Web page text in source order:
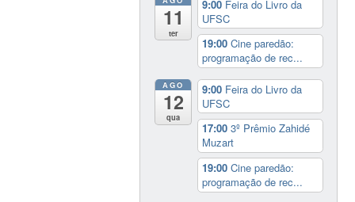
11
ter
9:00 Feira do Livro da
UFSC
19:00Cine paredão:
programação de rec...
AGO
12
qua
9:00 Feira do Livro da
UFSC
17:003º Prêmio Zahidé
Muzart
19:00Cine paredão:
programação de rec...